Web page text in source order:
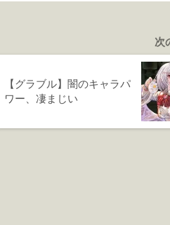
次
【グラブル】闇のキャラパ
ワー、凄まじい